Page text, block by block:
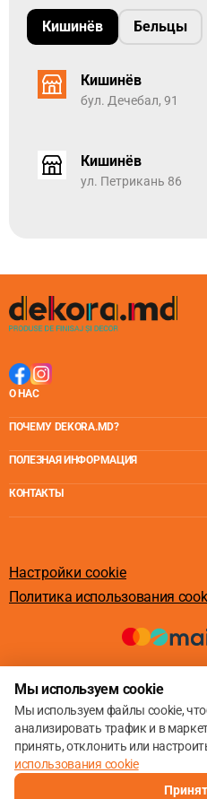
Кишинёв Бельцы
Кишинёв
бул. Дечебал, 91
Кишинёв
ул. Петрикань 86
О НАС
ПОЧЕМУ DEKORA.MD?
ПОЛЕЗНАЯ ИНФОРМАЦИЯ
КОНТАКТЫ
Настройки cookie
Политика использования
Мы используем cookie
Мы используем файлы cookie,
анализировать трафик и в
принять, отклонить или
использования cookie